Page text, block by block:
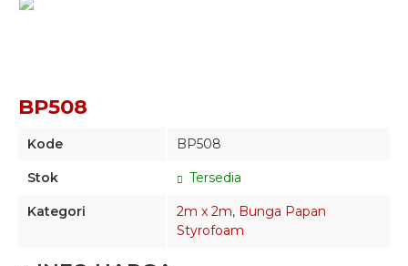
BP508
Kode BP508
Stok Tersedia
Kategori 2m x 2m, Bunga Papan
Styrofoam